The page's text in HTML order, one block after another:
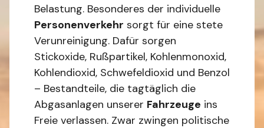
Belastung. Besonderes der individuelle
Personenverkehr sorgt für eine stete
Verunreinigung. Dafür sorgen
Stickoxide, Rußpartikel, Kohlenmonoxid,
Kohlendioxid, Schwefeldioxid und Benzol
– Bestandteile, die tagtäglich die
Abgasanlagen unserer Fahrzeuge ins
Freie verlassen. Zwar zwingen politische